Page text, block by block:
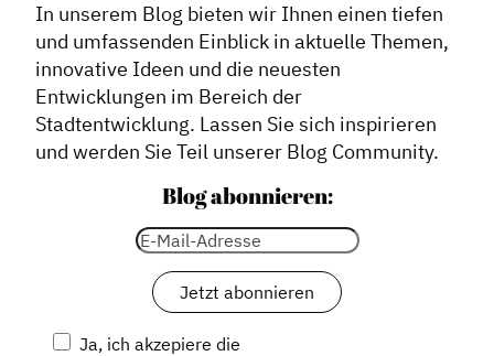
In unserem Blog bieten wir Ihnen einen tiefen
und umfassenden Einblick in aktuelle Themen,
innovative Ideen und die neuesten
Entwicklungen im Bereich der
Stadtentwicklung. Lassen Sie sich inspirieren
und werden Sie Teil unserer Blog Community.
Blog abonnieren:
Ja, ich akzepiere die